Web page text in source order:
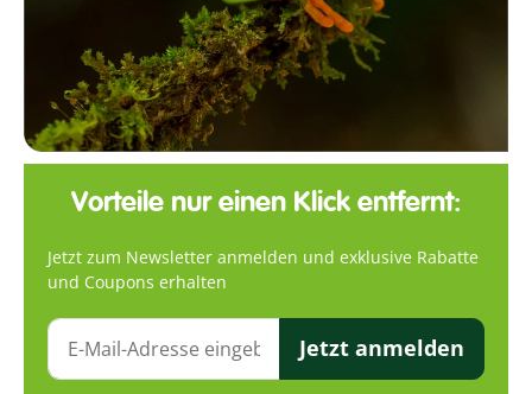
Vorteile nur einen Klick entfernt:
Jetzt zum Newsletter anmelden und exklusive Rabatte
und Coupons erhalten
Jetzt anmelden